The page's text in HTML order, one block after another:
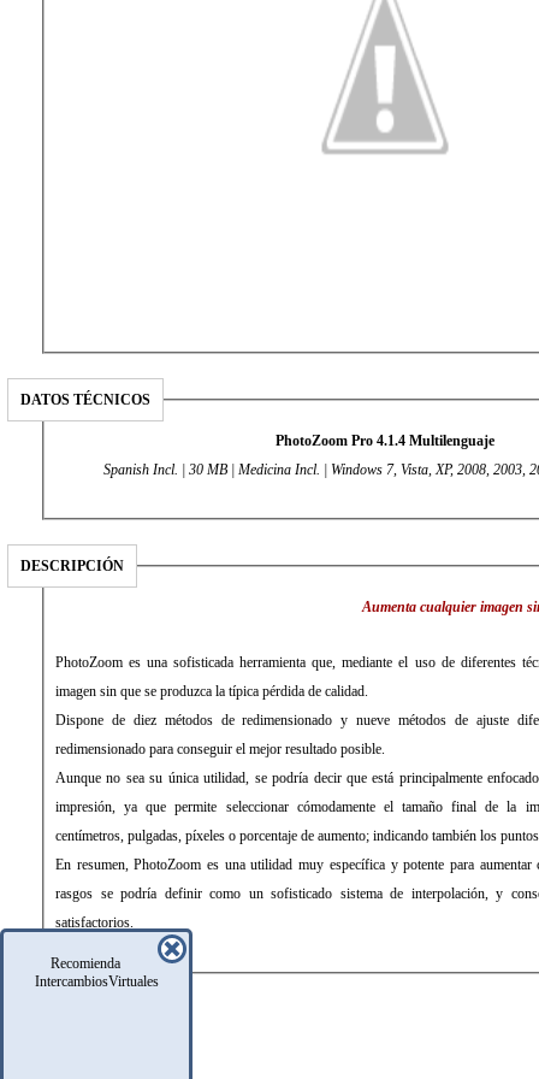
Recomienda
IntercambiosVirtuales
DATOS TÉCNICOS
PhotoZoom Pro 4.1.4 Multilenguaje
Spanish Incl. | 30 MB | Medicina Incl. | Windows 7, Vista, XP, 2008, 2003,
DESCRIPCIÓN
Aumenta cualquier imagen
PhotoZoom es una sofisticada herramienta que, mediante el uso de diferentes
imagen sin que se produzca la típica pérdida de calidad.
Dispone de diez métodos de redimensionado y nueve métodos de ajuste
redimensionado para conseguir el mejor resultado posible.
Aunque no sea su única utilidad, se podría decir que está principalmente
impresión, ya que permite seleccionar cómodamente el tamaño final de la
centímetros, pulgadas, píxeles o porcentaje de aumento; indicando también los
En resumen, PhotoZoom es una utilidad muy específica y potente para aumentar
rasgos se podría definir como un sofisticado sistema de interpolación, y
satisfactorios.